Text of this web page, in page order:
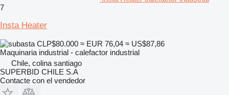
7
Insta Heater
CLP$80.000 ≈ EUR 76,04 ≈ US$87,86
Maquinaria industrial - calefactor industrial
Chile, colina santiago
SUPERBID CHILE S.A
Contacte con el vendedor